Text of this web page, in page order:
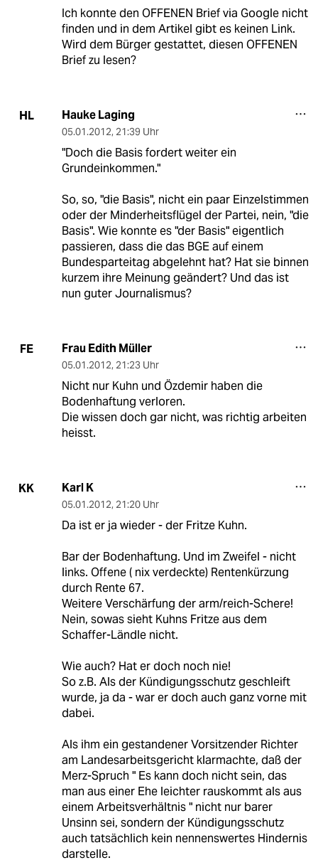
Ich konnte den OFFENEN Brief via Google nicht
finden und in dem Artikel gibt es keinen Link.
Wird dem Bürger gestattet, diesen OFFENEN
Brief zu lesen?
HL Hauke Laging
05.01.2012, 21:39 Uhr
"Doch die Basis fordert weiter ein
Grundeinkommen."
So, so, "die Basis", nicht ein paar Einzelstimmen
oder der Minderheitsflügel der Partei, nein, "die
Basis". Wie konnte es "der Basis" eigentlich
passieren, dass die das BGE auf einem
Bundesparteitag abgelehnt hat? Hat sie binnen
kurzem ihre Meinung geändert? Und das ist
nun guter Journalismus?
FE Frau Edith Müller
05.01.2012, 21:23 Uhr
Nicht nur Kuhn und Özdemir haben die
Bodenhaftung verloren.
Die wissen doch gar nicht, was richtig arbeiten
heisst.
KK Karl K
05.01.2012, 21:20 Uhr
Da ist er ja wieder - der Fritze Kuhn.
Bar der Bodenhaftung. Und im Zweifel - nicht
links. Offene ( nix verdeckte) Rentenkürzung
durch Rente 67.
Weitere Verschärfung der arm/reich-Schere!
Nein, sowas sieht Kuhns Fritze aus dem
Schaffer-Ländle nicht.
Wie auch? Hat er doch noch nie!
So z.B. Als der Kündigungsschutz geschleift
wurde, ja da - war er doch auch ganz vorne mit
dabei.
Als ihm ein gestandener Vorsitzender Richter
am Landesarbeitsgericht klarmachte, daß der
Merz-Spruch " Es kann doch nicht sein, das
man aus einer Ehe leichter rauskommt als aus
einem Arbeitsverhältnis " nicht nur barer
Unsinn sei, sondern der Kündigungsschutz
auch tatsächlich kein nennenswertes Hindernis
darstelle.